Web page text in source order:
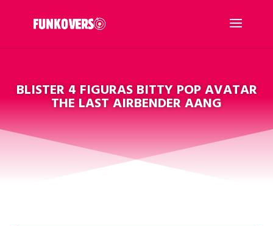
BLISTER 4 FIGURAS BITTY POP AVATAR
THE LAST AIRBENDER AANG